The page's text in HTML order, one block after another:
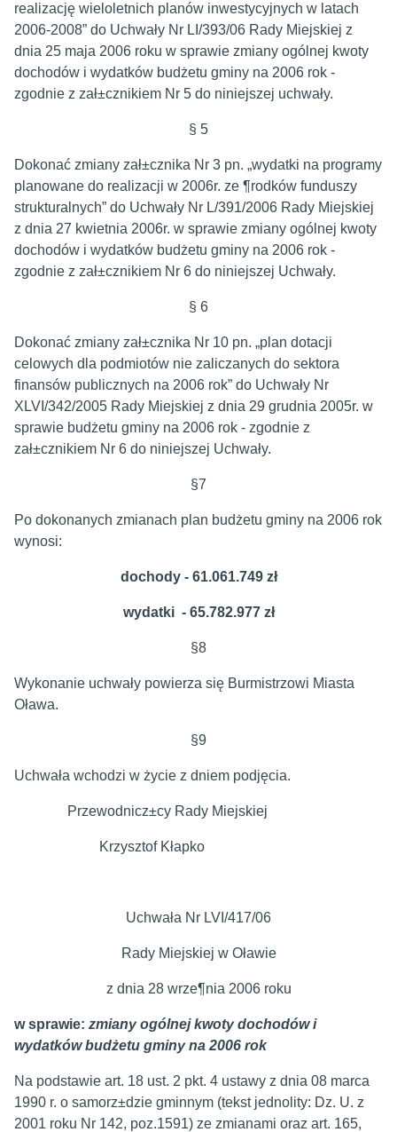
realizację wieloletnich planów inwestycyjnych w latach
2006-2008” do Uchwały Nr LI/393/06 Rady Miejskiej z
dnia 25 maja 2006 roku w sprawie zmiany ogólnej kwoty
dochodów i wydatków budżetu gminy na 2006 rok -
zgodnie z zał±cznikiem Nr 5 do niniejszej uchwały.
§ 5
Dokonać zmiany zał±cznika Nr 3 pn. „wydatki na programy
planowane do realizacji w 2006r. ze ¶rodków funduszy
strukturalnych” do Uchwały Nr L/391/2006 Rady Miejskiej
z dnia 27 kwietnia 2006r. w sprawie zmiany ogólnej kwoty
dochodów i wydatków budżetu gminy na 2006 rok -
zgodnie z zał±cznikiem Nr 6 do niniejszej Uchwały.
§ 6
Dokonać zmiany zał±cznika Nr 10 pn. „plan dotacji
celowych dla podmiotów nie zaliczanych do sektora
finansów publicznych na 2006 rok” do Uchwały Nr
XLVI/342/2005 Rady Miejskiej z dnia 29 grudnia 2005r. w
sprawie budżetu gminy na 2006 rok - zgodnie z
zał±cznikiem Nr 6 do niniejszej Uchwały.
§7
Po dokonanych zmianach plan budżetu gminy na 2006 rok
wynosi:
dochody - 61.061.749 zł
wydatki - 65.782.977 zł
§8
Wykonanie uchwały powierza się Burmistrzowi Miasta
Oława.
§9
Uchwała wchodzi w życie z dniem podjęcia.
Przewodnicz±cy Rady Miejskiej
Krzysztof Kłapko
Uchwała Nr LVI/417/06
Rady Miejskiej w Oławie
z dnia 28 wrze¶nia 2006 roku
w sprawie: zmiany ogólnej kwoty dochodów i
wydatków budżetu gminy na 2006 rok
Na podstawie art. 18 ust. 2 pkt. 4 ustawy z dnia 08 marca
1990 r. o samorz±dzie gminnym (tekst jednolity: Dz. U. z
2001 roku Nr 142, poz.1591) ze zmianami oraz art. 165,